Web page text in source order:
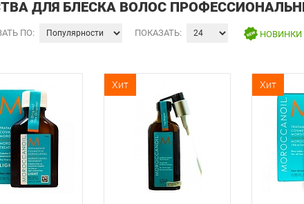
ДЛЯ БЛЕСКА ВОЛОС
ПО: ПОКАЗАТЬ: НОВИНКИ
Хит Хит